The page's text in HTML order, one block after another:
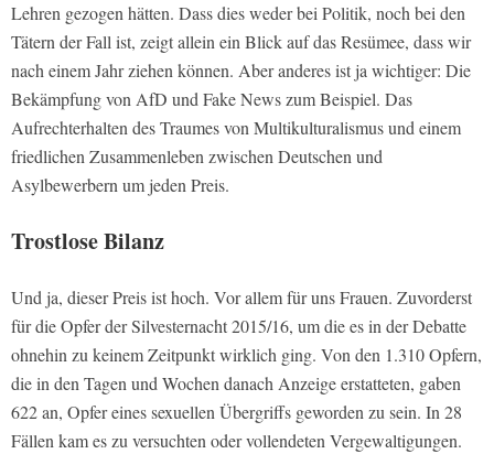
Lehren gezogen hätten. Dass dies weder bei Politik, noch bei den
Tätern der Fall ist, zeigt allein ein Blick auf das Resümee, dass wir
nach einem Jahr ziehen können. Aber anderes ist ja wichtiger: Die
Bekämpfung von AfD und Fake News zum Beispiel. Das
Aufrechterhalten des Traumes von Multikulturalismus und einem
friedlichen Zusammenleben zwischen Deutschen und
Asylbewerbern um jeden Preis.
Trostlose Bilanz
Und ja, dieser Preis ist hoch. Vor allem für uns Frauen. Zuvorderst
für die Opfer der Silvesternacht 2015/16, um die es in der Debatte
ohnehin zu keinem Zeitpunkt wirklich ging. Von den 1.310 Opfern,
die in den Tagen und Wochen danach Anzeige erstatteten, gaben
622 an, Opfer eines sexuellen Übergriffs geworden zu sein. In 28
Fällen kam es zu versuchten oder vollendeten Vergewaltigungen.